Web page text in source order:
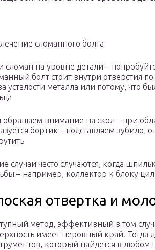
сломанного болта
сломан на уровне детали –
болт стоит внутри отверстия
усталости металла или потому, что
обращаем внимание на скол – при
бортик – подставляем зубило,
случаи часто случаются, когда
– например, коллектор к блоку
отвертка и
метод, эффективный в том
имеет неровный край. Тогда
который найдется в любом